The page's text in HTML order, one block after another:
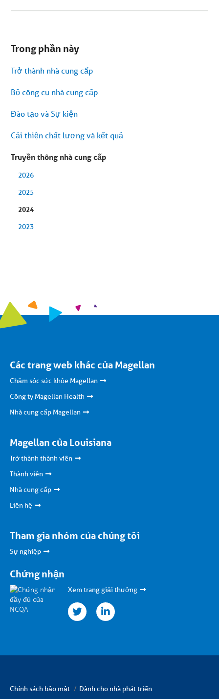
ở
phụ.
Bỏ
nội
dung
viết
Trong phần này
Trở thành nhà cung cấp
Bộ công cụ nhà cung cấp
Đào tạo và Sự kiện
Cải thiện chất lượng và kết quả
Truyền thông nhà cung cấp
2026
2025
2024
2023
Các trang web khác của Magellan
Chăm sóc sức khỏe Magellan
Công ty Magellan Health
Nhà cung cấp Magellan
Magellan của Louisiana
Trở thành thành viên
Thành viên
Nhà cung cấp
Liên hệ
Tham gia nhóm của chúng tôi
Sự nghiệp
Chứng nhận
Xem trang giải thưởng
TwitterLinkedin
Chính sách bảo mật Dành cho nhà phát triển